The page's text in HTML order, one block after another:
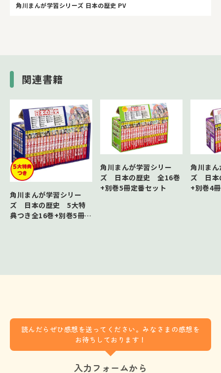
角川まんが学習シリーズ 日本の歴史 PV
関連書籍
角川まんが学習シリー
ズ 日本の歴史 5大特
典つき全16巻+別巻5冊セ
角川まんが学習シリー
ズ 日本の歴史 全16巻
+別巻5冊定番セット
角川ま
ズ 日本
+別巻4
読んだらぜひ感想を送ってください。みなさまの感想を
お待ちしております！
入力フォームから